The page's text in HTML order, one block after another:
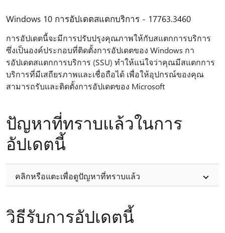
Windows 10 การอัปเดตสแตกบริการ - 17763.3460
การอัปเดตนี้จะมีการปรับปรุงคุณภาพให้กับสแตกการบริการ
ซึ่งเป็นองค์ประกอบที่ติดตั้งการอัปเดตของ Windows กา
รอัปเดตสแตกการบริการ (SSU) ทําให้แน่ใจว่าคุณมีสแตกการ
บริการที่มีเสถียรภาพและเชื่อถือได้ เพื่อให้อุปกรณ์ของคุณ
สามารถรับและติดตั้งการอัปเดตของ Microsoft
ปัญหาที่ทราบแล้วในการ
อัปเดตนี้
คลิกหรือแตะเพื่อดูปัญหาที่ทราบแล้ว
วิธีรับการอัปเดตนี้